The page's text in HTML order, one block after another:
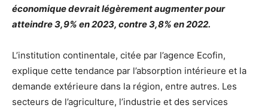
économique devrait légèrement augmenter pour
atteindre 3,9% en 2023, contre 3,8% en 2022.
L’institution continentale, citée par l’agence Ecofin,
explique cette tendance par l’absorption intérieure et la
demande extérieure dans la région, entre autres. Les
secteurs de l’agriculture, l’industrie et des services